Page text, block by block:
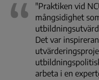
"Praktiken vid
mångsidighet
Det var
arbeta i en